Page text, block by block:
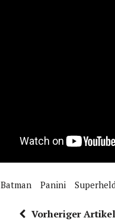
Batman Panini
Vorheriger Artikel